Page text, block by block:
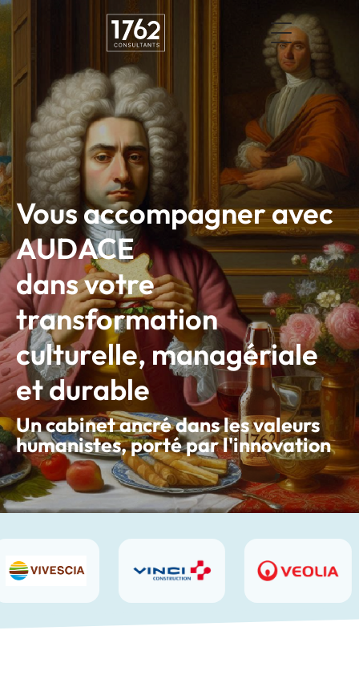
Vous accompagner avec
AUDACE
dans votre
transformation
culturelle, managériale
et durable
Un cabinet ancré dans les valeurs
humanistes, porté par l'innovation